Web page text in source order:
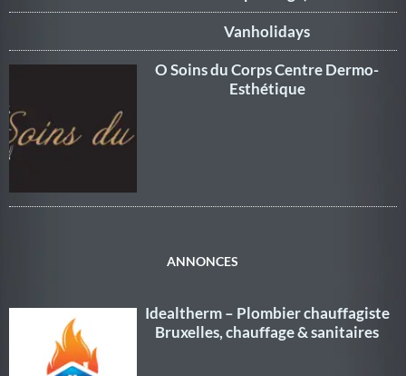
Vanholidays
O Soins du Corps Centre Dermo-
Esthétique
ANNONCES
Idealtherm – Plombier chauffagiste
Bruxelles, chauffage & sanitaires